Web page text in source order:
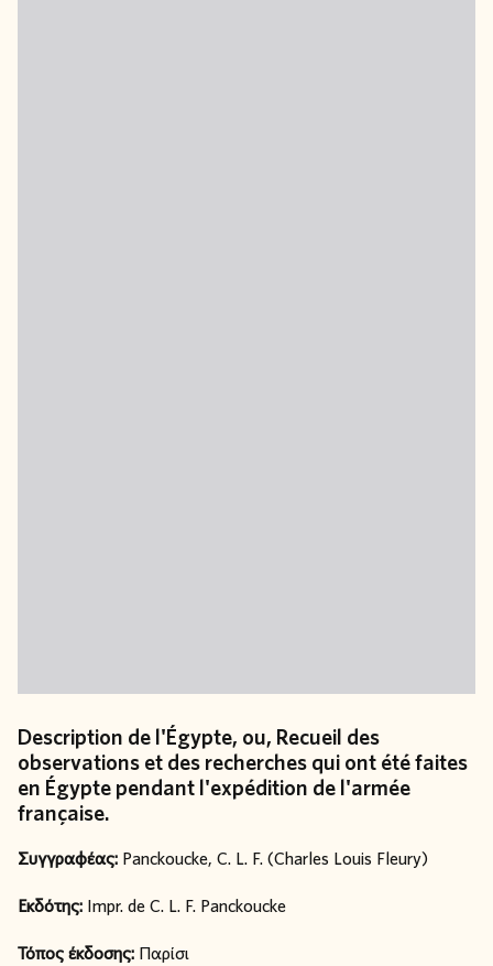
Description de l'Égypte, ou, Recueil des
observations et des recherches qui ont été faites
en Égypte pendant l'expédition de l'armée
française.
Συγγραφέας: Panckoucke, C. L. F. (Charles Louis Fleury)
Εκδότης: Impr. de C. L. F. Panckoucke
Τόπος έκδοσης: Παρίσι